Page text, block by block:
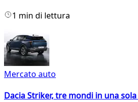
1 min di lettura
Mercato auto
Dacia Striker, tre mondi in una